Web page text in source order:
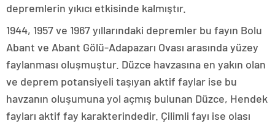
depremlerin yıkıcı etkisinde kalmıştır.
1944, 1957 ve 1967 yıllarındaki depremler bu fayın Bolu
Abant ve Abant Gölü-Adapazarı Ovası arasında yüzey
faylanması oluşmuştur. Düzce havzasına en yakın olan
ve deprem potansiyeli taşıyan aktif faylar ise bu
havzanın oluşumuna yol açmış bulunan Düzce, Hendek
fayları aktif fay karakterindedir. Çilimli fayı ise olası